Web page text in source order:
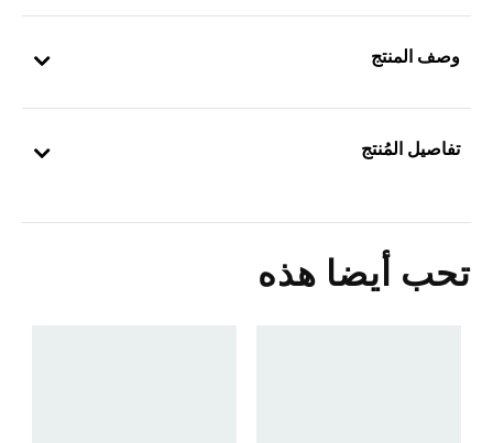
وصف المنتج
تفاصيل المُنتج
تحب أيضا هذه